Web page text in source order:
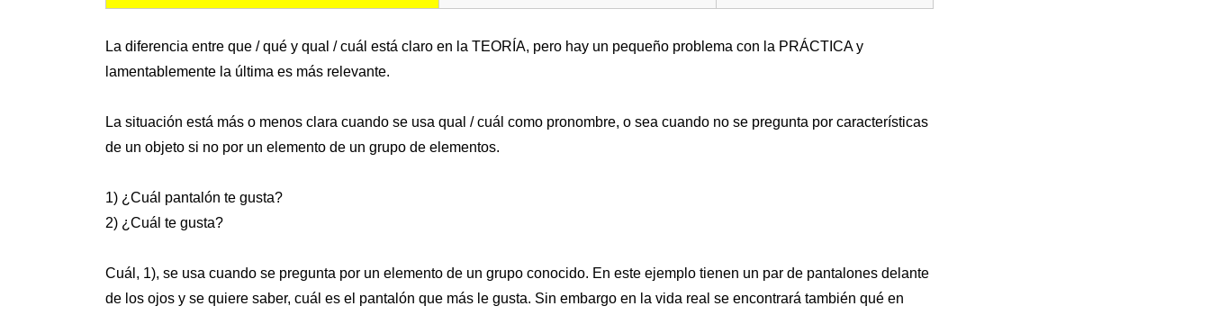
La diferencia entre que / qué y qual / cuál está claro en la TEORÍA, pero hay un pequeño problema con la PRÁCTICA y
lamentablemente la última es más relevante.
La situación está más o menos clara cuando se usa qual / cuál como pronombre, o sea cuando no se pregunta por características
de un objeto si no por un elemento de un grupo de elementos.
1) ¿Cuál pantalón te gusta?
2) ¿Cuál te gusta?
Cuál, 1), se usa cuando se pregunta por un elemento de un grupo conocido. En este ejemplo tienen un par de pantalones delante
de los ojos y se quiere saber, cuál es el pantalón que más le gusta. Sin embargo en la vida real se encontrará también qué en